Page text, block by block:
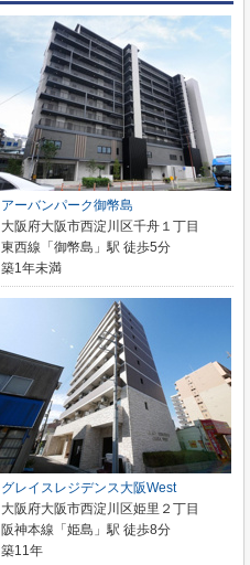
アーバンパーク御幣島
大阪府大阪市西淀川区千舟１丁目
東西線「御幣島」駅 徒歩5分
築1年未満
グレイスレジデンス大阪West
大阪府大阪市西淀川区姫里２丁目
阪神本線「姫島」駅 徒歩8分
築11年